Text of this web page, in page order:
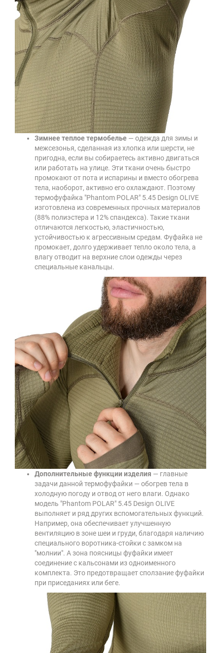
Зимнее теплое термобелье — одежда для зимы и
межсезонья, сделанная из хлопка или шерсти, не
пригодна, если вы собираетесь активно двигаться
или работать на улице. Эти ткани очень быстро
промокают от пота и испарины и вместо обогрева
тела, наоборот, активно его охлаждают. Поэтому
термофуфайка "Phantom POLAR" 5.45 Design OLIVE
изготовлена из современных прочных материалов
(88% полиэстера и 12% спандекса). Такие ткани
отличаются легкостью, эластичностью,
устойчивостью к агрессивным средам. Фуфайка не
промокает, долго удерживает тепло около тела, а
влагу отводит на верхние слои одежды через
специальные канальцы.
Дополнительные функции изделия — главные
задачи данной термофуфайки — обогрев тела в
холодную погоду и отвод от него влаги. Однако
модель "Phantom POLAR" 5.45 Design OLIVE
выполняет и ряд других вспомогательных функций.
Например, она обеспечивает улучшенную
вентиляцию в зоне шеи и груди, благодаря наличию
специального воротника-стойки с замком на
"молнии". А зона поясницы фуфайки имеет
соединение с кальсонами из одноименного
комплекта. Это предотвращает сползание фуфайки
при приседаниях или беге.